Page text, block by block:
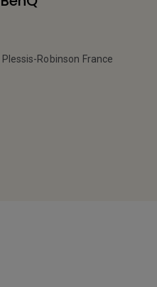
Robinson France